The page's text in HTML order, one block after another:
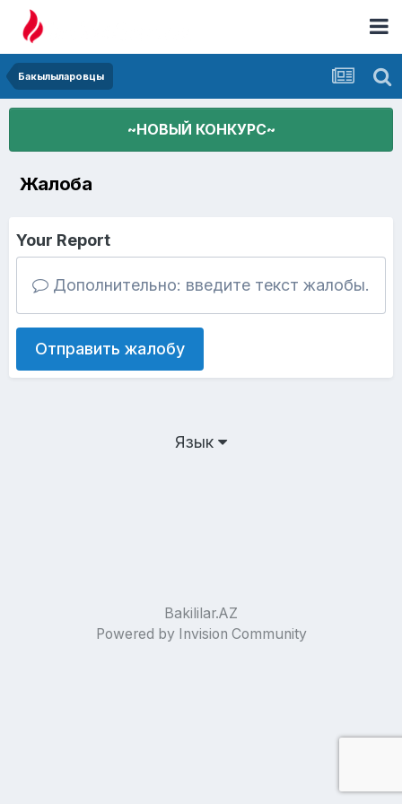
Бакылыларовцы
~НОВЫЙ КОНКУРС~
Жалоба
Your Report
Дополнительно: введите текст жалобы.
Отправить жалобу
Язык
Bakililar.AZ
Powered by Invision Community